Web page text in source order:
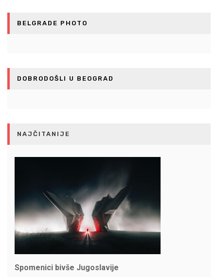
BELGRADE PHOTO
DOBRODOŠLI U BEOGRAD
NAJČITANIJE
Spomenici bivše Jugoslavije